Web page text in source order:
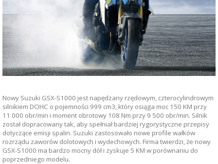
Nowy Suzuki GSX-S1000 jest napędzany rzędowym, czterocylindrowym
silnikiem DOHC o pojemności 999 cm3, który osiąga moc 150 KM przy
11 000 obr/min i moment obrotowy 108 Nm przy 9 500 obr/min. Silnik
został dopracowany tak, aby spełniał bardziej rygorystyczne przepisy
dotyczące emisji spalin. Suzuki zastosowało nowe profile wałków
rozrządu zaworów dolotowych i wydechowych. Firma twierdzi, że nowy
GSX-S1000 ma bardzo mocny dół i zyskuje 5 KM w porównaniu do
poprzedniego modelu.